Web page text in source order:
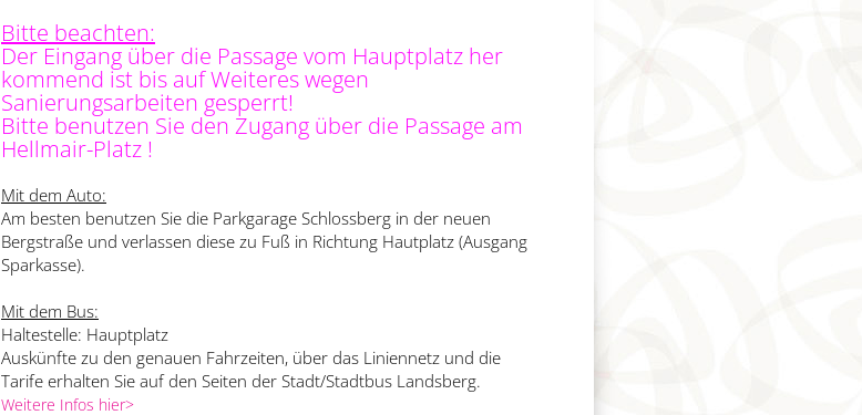
Bitte beachten:
Der Eingang über die Passage vom Hauptplatz her
kommend ist bis auf Weiteres wegen
Sanierungsarbeiten gesperrt!
Bitte benutzen Sie den Zugang über die Passage am
Hellmair-Platz !
Mit dem Auto:
Am besten benutzen Sie die Parkgarage Schlossberg in der neuen
Bergstraße und verlassen diese zu Fuß in Richtung Hautplatz (Ausgang
Sparkasse).
Mit dem Bus:
Haltestelle: Hauptplatz
Auskünfte zu den genauen Fahrzeiten, über das Liniennetz und die
Tarife erhalten Sie auf den Seiten der Stadt/Stadtbus Landsberg.
Weitere Infos hier>